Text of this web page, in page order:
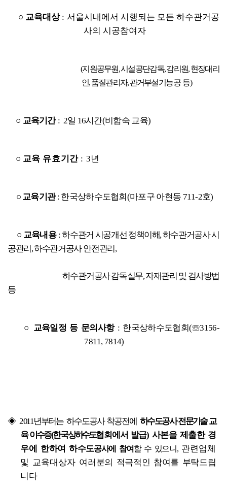
○ 교육대상 : 서울시내에서 시행되는 모든 하수관거공
사의 시공참여자
(지원공무원, 시설공단감독, 감리원, 현장대리
인, 품질관리자, 관거부설기능공 등)
○ 교육기 간 :  2일 16시간(비합숙 교육)
○ 교육 유효기간 : 3년
○ 교육기관 : 한국상하수도협회(마포구 아현동 711-2호)
○ 교육내용 :하수관거 시공개선 정책이해, 하수관거공사 시
공관리, 하수관거공사 안전관리,
하수관거공사 감독실무, 자재관리 및 검사방법
등
○ 교육일정 등 문의사항 : 한국상하수도협회(☏3156-
7811, 7814)
◈ 2011년부터는 하수도공사 착공전에 하수도공사 전문기술 교
육 이수증(한국상하수도협회에서 발급) 사본을 제출한 경
우에 한하여 하수도공사에 참여할 수 있으니, 관련업체
및 교육대상자 여러분의 적극적인 참여를 부탁드립
니다